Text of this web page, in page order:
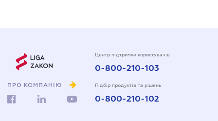
ПРО КОМПАНІЮ
Центр підтримки користувачів
0-800-210-103
Підбір продуктів та рішень
0-800-210-102